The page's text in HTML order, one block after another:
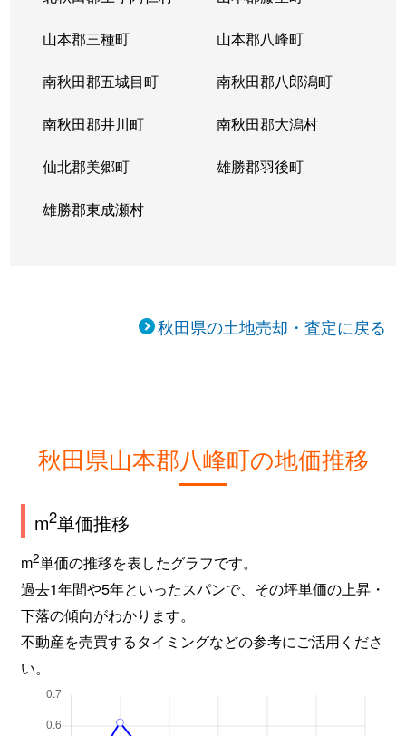
山本郡三種町 山本郡八峰町
南秋田郡五城目町 南秋田郡八郎潟町
南秋田郡井川町 南秋田郡大潟村
仙北郡美郷町 雄勝郡羽後町
雄勝郡東成瀬村
秋田県の土地売却・査定に戻る
秋田県山本郡八峰町の地価推移
m2単価推移
m2単価の推移を表したグラフです。
過去1年間や5年といったスパンで、その坪単価の上昇・
下落の傾向がわかります。
不動産を売買するタイミングなどの参考にご活用くださ
い。